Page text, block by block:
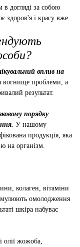
в догляді за собою
здоров'я і красу вже
вплив на
вогнище проблеми, а
результат.
порядку
У нашому
продукція, яка
на організм.
колаген, вітаміни
омолодження
шкіра набуває
олії жожоба,